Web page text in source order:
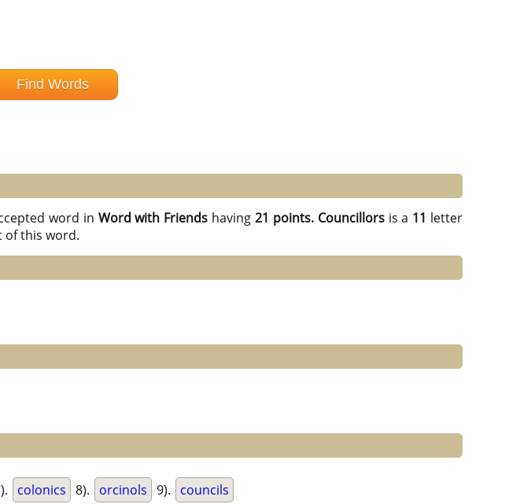
word in Word with Friends having 21 points. Councillorsis a 11 letter
of this word.
colonics 8). orcinols 9). councils